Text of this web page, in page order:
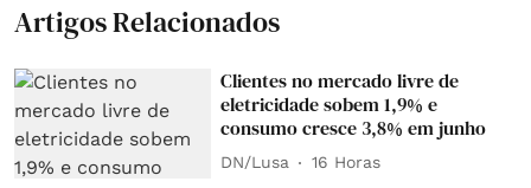
Artigos Relacionados
Clientes no mercado livre de
eletricidade sobem 1,9% e
consumo cresce 3,8% em junho
DN/Lusa 16 Horas